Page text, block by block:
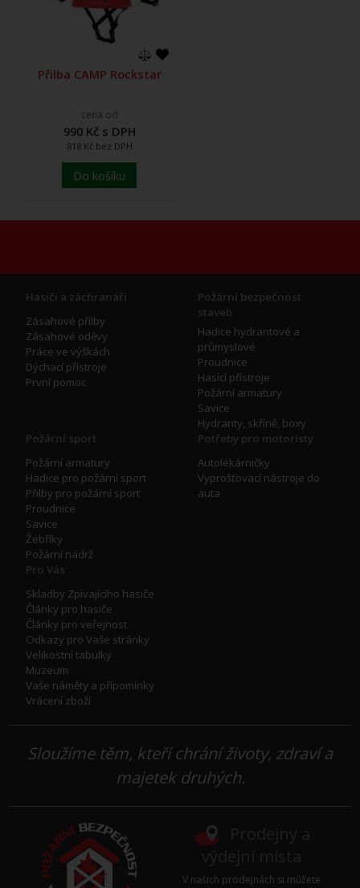
Přilba CAMP Rockstar
cena od
990 Kč s DPH
818 Kč bez DPH
Do košíku
Hasiči a záchranáři
Zásahové přilby
Zásahové oděvy
Práce ve výškách
Dýchací přístroje
První pomoc
Požární bezpečnost
staveb
Hadice hydrantové a
průmyslové
Proudnice
Hasící přístroje
Požární armatury
Savice
Hydranty, skříně, boxy
Požární sport
Požární armatury
Hadice pro požární sport
Přilby pro požární sport
Proudnice
Savice
Žebříky
Požární nádrž
Potřeby pro motoristy
Autolékárničky
Vyprošťovací nástroje do
auta
Pro Vás
Skladby Zpívajícího hasiče
Články pro hasiče
Články pro veřejnost
Odkazy pro Vaše stránky
Velikostní tabulky
Muzeum
Vaše náměty a přípomínky
Vrácení zboží
Sloužíme těm, kteří chrání životy, zdraví a
majetek druhých.
V našich prodejnách si můžete